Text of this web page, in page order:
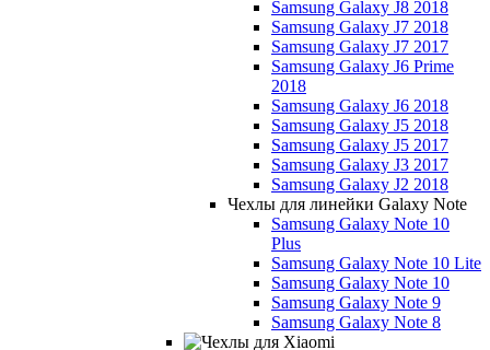
Samsung Galaxy J8 2018
Samsung Galaxy J7 2018
Samsung Galaxy J7 2017
Samsung Galaxy J6 Prime
2018
Samsung Galaxy J6 2018
Samsung Galaxy J5 2018
Samsung Galaxy J5 2017
Samsung Galaxy J3 2017
Samsung Galaxy J2 2018
Чехлы для линейки Galaxy Note
Samsung Galaxy Note 10
Plus
Samsung Galaxy Note 10 Lite
Samsung Galaxy Note 10
Samsung Galaxy Note 9
Samsung Galaxy Note 8